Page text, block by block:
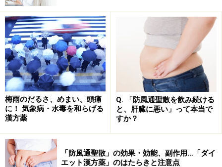
異なる作用の生薬が集まることで、漢方薬として新しい効果
が発揮される
複数の生薬を組み合わせることで相乗効果が得られた
り、生薬が持つマイナスの部分を打ち消したりもしま
す。このあたりも本物のスポーツチームと似ています
ね。
一方で漢方薬と生薬の区別が曖昧なケースもしばしば見
受けられます。新聞報道などでも「中国での人件費が高
梅雨のだるさ、めまい、頭痛
に！ 気象病・水毒を和らげる
漢方薬
Q. 「防風通聖散を飲み続ける
と、肝臓に悪い」って本当で
すか？
「防風通聖散」の効果・効能、副作用…「ダイ
エット漢方薬」のはたらきと注意点